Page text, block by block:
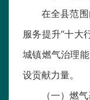
在全县范围
服务提升“十大
城镇燃气治理
设贡献力量。
（一）燃气